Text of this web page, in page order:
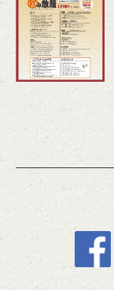
套餐 | 大衆すき
大阪府大阪市中央
https://hokuto-